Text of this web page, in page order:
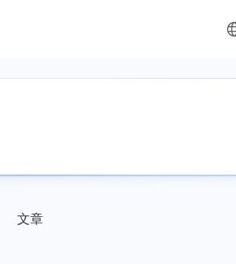
文章